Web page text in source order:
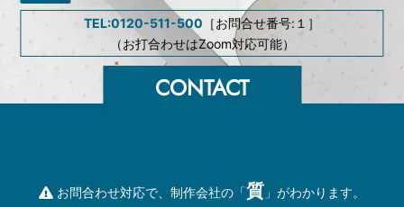
TEL:0120-511-500 ［お問合せ番号:１］
（お打合わせはZoom対応可能）
お問合わせ対応で、制作会社の「質 」がわかります。